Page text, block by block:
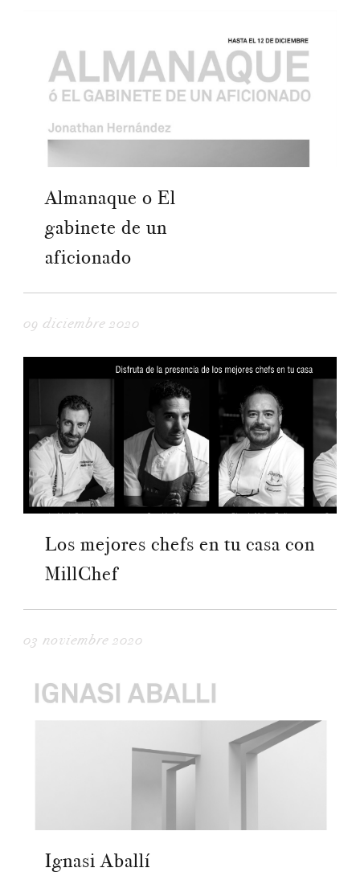
Almanaque o El
gabinete de un
aficionado
09 diciembre 2020
Los mejores chefs en tu casa con
MillChef
03 noviembre 2020
Ignasi Aballí